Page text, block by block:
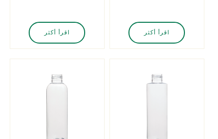
اقرأ أكثر اقرأ أكثر